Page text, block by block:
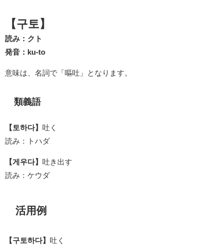
【구토】
読み：クト
発音：ku-to
意味は、名詞で「嘔吐」となります。
類義語
【토하다】 吐く
読み：トハダ
【게우다】 吐き出す
読み：ケウダ
活用例
【구토하다】
吐く